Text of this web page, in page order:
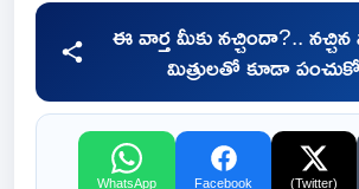
ఈ వార్త మీకు నచ్చిందా?..
మిత్రులతో కూడా
WhatsApp Facebook (Twitter)